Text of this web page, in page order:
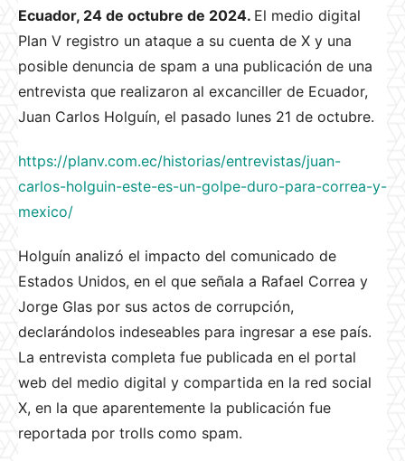
Ecuador, 24 de octubre de 2024. El medio digital
Plan V registro un ataque a su cuenta de X y una
posible denuncia de spam a una publicación de una
entrevista que realizaron al excanciller de Ecuador,
Juan Carlos Holguín, el pasado lunes 21 de octubre.
https://planv.com.ec/historias/entrevistas/juan-
carlos-holguin-este-es-un-golpe-duro-para-correa-y-
mexico/
Holguín analizó el impacto del comunicado de
Estados Unidos, en el que señala a Rafael Correa y
Jorge Glas por sus actos de corrupción,
declarándolos indeseables para ingresar a ese país.
La entrevista completa fue publicada en el portal
web del medio digital y compartida en la red social
X, en la que aparentemente la publicación fue
reportada por trolls como spam.